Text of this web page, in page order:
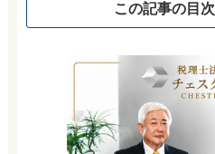
この記事の目次